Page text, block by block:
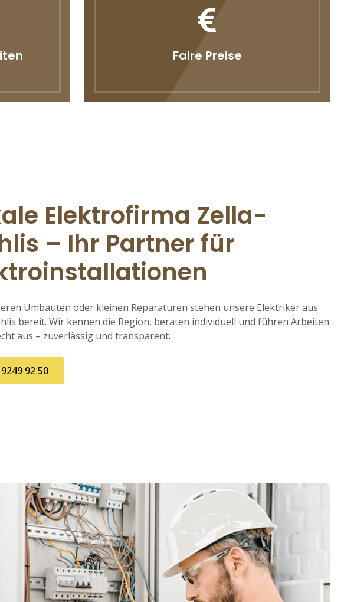
Faire Preise
Elektrofirma Zella-
– Ihr Partner für
Umbauten oder kleinen Reparaturen stehen unsere Elektriker aus
bereit. Wir kennen die Region, beraten individuell und führen Arbeiten
aus – zuverlässig und transparent.
92 50